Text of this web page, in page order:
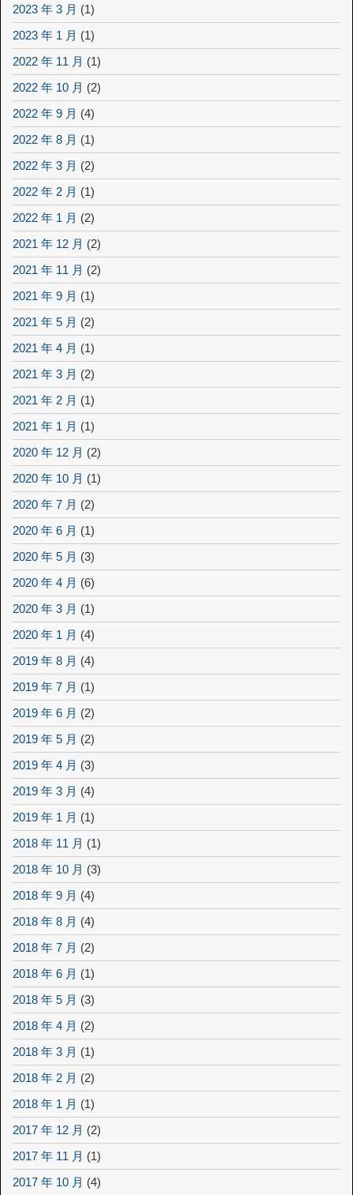
2023 年 3 月 (1)
2023 年 1 月 (1)
2022 年 11 月 (1)
2022 年 10 月 (2)
2022 年 9 月 (4)
2022 年 8 月 (1)
2022 年 3 月 (2)
2022 年 2 月 (1)
2022 年 1 月 (2)
2021 年 12 月 (2)
2021 年 11 月 (2)
2021 年 9 月 (1)
2021 年 5 月 (2)
2021 年 4 月 (1)
2021 年 3 月 (2)
2021 年 2 月 (1)
2021 年 1 月 (1)
2020 年 12 月 (2)
2020 年 10 月 (1)
2020 年 7 月 (2)
2020 年 6 月 (1)
2020 年 5 月 (3)
2020 年 4 月 (6)
2020 年 3 月 (1)
2020 年 1 月 (4)
2019 年 8 月 (4)
2019 年 7 月 (1)
2019 年 6 月 (2)
2019 年 5 月 (2)
2019 年 4 月 (3)
2019 年 3 月 (4)
2019 年 1 月 (1)
2018 年 11 月 (1)
2018 年 10 月 (3)
2018 年 9 月 (4)
2018 年 8 月 (4)
2018 年 7 月 (2)
2018 年 6 月 (1)
2018 年 5 月 (3)
2018 年 4 月 (2)
2018 年 3 月 (1)
2018 年 2 月 (2)
2018 年 1 月 (1)
2017 年 12 月 (2)
2017 年 11 月 (1)
2017 年 10 月 (4)